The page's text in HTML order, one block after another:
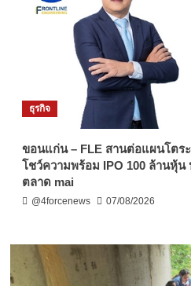
ธุรกิจ
ขอนแก่น – FLE สานต่อแผนโตร
โชว์ความพร้อม IPO 100 ล้านหุ้น
ตลาด mai
@4forcenews 07/08/2026